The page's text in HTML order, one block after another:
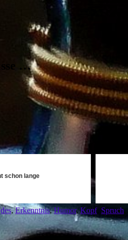
…
schon lange
des,Erkenntnis,Humor,Kopf, Spruch,